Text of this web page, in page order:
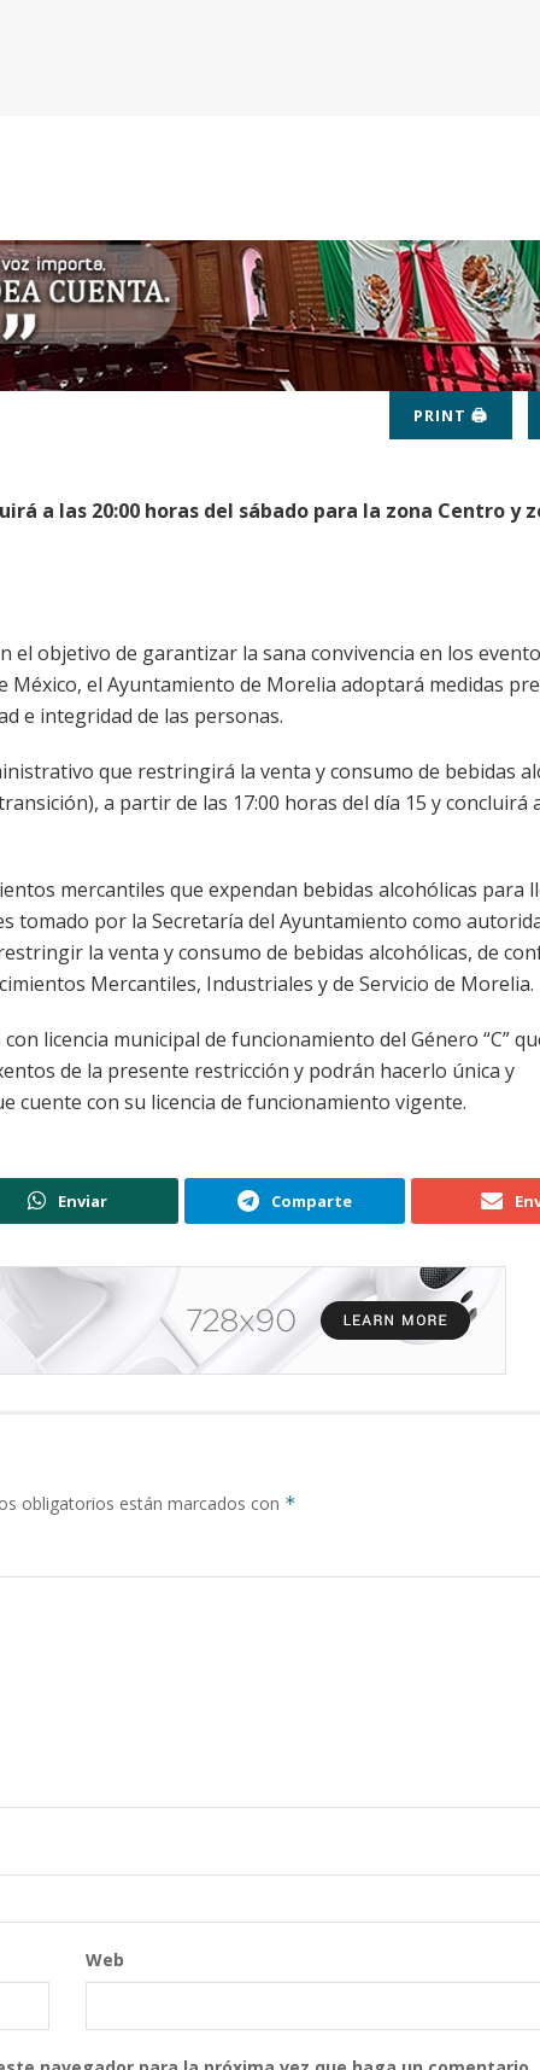
PRINT 🖨
a las 20:00 horas del sábado para la zona Centro y
el objetivo de garantizar la sana convivencia en los
el Ayuntamiento de Morelia adoptará medidas
e integridad de las personas.
que restringirá la venta y consumo de bebidas
a partir de las 17:00 horas del día 15 y concluirá
mercantiles que expendan bebidas alcohólicas para
tomado por la Secretaría del Ayuntamiento como
la venta y consumo de bebidas alcohólicas, de
Mercantiles, Industriales y de Servicio de Morelia.
licencia municipal de funcionamiento del Género “C”
de la presente restricción y podrán hacerlo única y
cuente con su licencia de funcionamiento vigente.
Enviar Comparte
obligatorios están marcados con *
Web